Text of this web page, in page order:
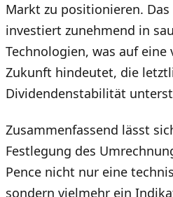
Markt zu positionieren.
investiert zunehmend in
Technologien, was auf eine
Zukunft hindeutet, die
Dividendenstabilität
Zusammenfassend lässt
Festlegung des
Pence nicht nur eine
sondern vielmehr ein